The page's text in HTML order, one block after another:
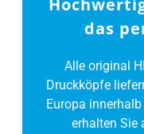
das
Alle original
Druckköpfe
Europa
erhalten Sie